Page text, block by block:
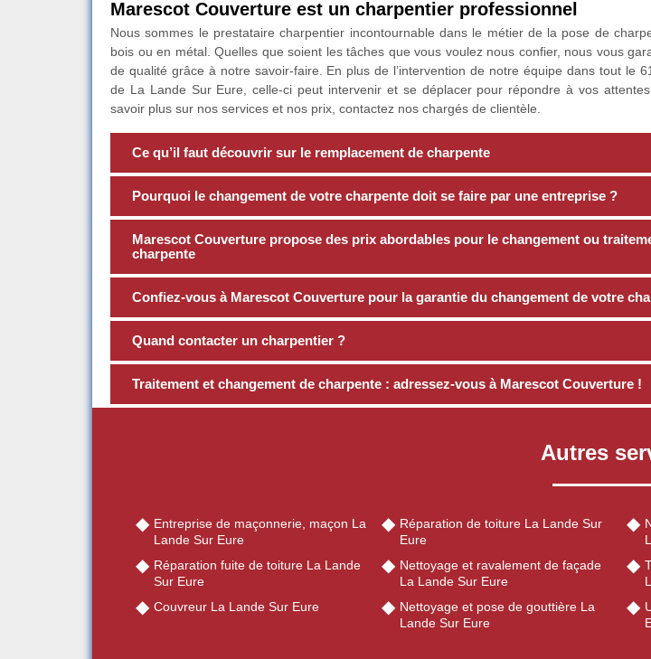
Marescot Couverture est un charpentier professionnel
Nous sommes le prestataire charpentier incontournable dans le métier de la pose de
bois ou en métal. Quelles que soient les tâches que vous voulez nous confier, nous vous
de qualité grâce à notre savoir-faire. En plus de l’intervention de notre équipe dans tout le
de La Lande Sur Eure, celle-ci peut intervenir et se déplacer pour répondre à vos
savoir plus sur nos services et nos prix, contactez nos chargés de clientèle.
Ce qu’il faut découvrir sur le remplacement de charpente
Pourquoi le changement de votre charpente doit se faire par une entreprise ?
Marescot Couverture propose des prix abordables pour le changement ou
charpente
Confiez-vous à Marescot Couverture pour la garantie du changement de votre
Quand contacter un charpentier ?
Traitement et changement de charpente : adressez-vous à Marescot Couverture !
Autres
Entreprise de maçonnerie, maçon La
Lande Sur Eure
Réparation fuite de toiture La Lande
Sur Eure
Couvreur La Lande Sur Eure
Réparation de toiture La Lande Sur
Eure
Nettoyage et ravalement de façade
La Lande Sur Eure
Nettoyage et pose de gouttière La
Lande Sur Eure